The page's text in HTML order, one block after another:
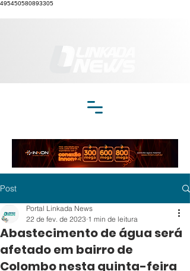
495450580893305
Post
Abastecimento de água será
afetado em bairro de
Colombo nesta quinta-feira
Portal Linkada News
22 de fev. de 2023 1 min de leitura